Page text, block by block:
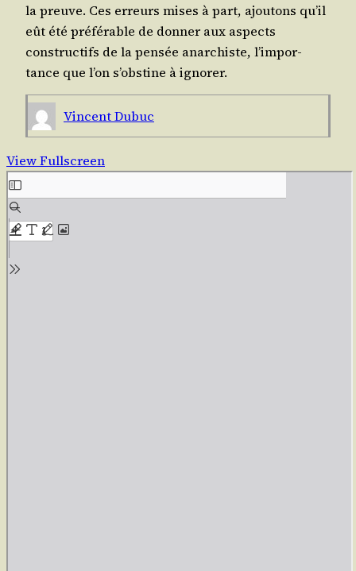
la preuve. Ces erreurs mises à part, ajou­tons qu’il
eût été pré­fé­rable de don­ner aux aspects
construc­tifs de la pen­sée anar­chiste, l’im­por­
tance que l’on s’obs­tine à ignorer.
Vincent Dubuc
View Fullscreen